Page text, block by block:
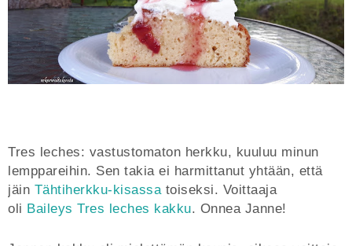
Tres leches: vastustomaton herkku, kuuluu minun
lemppareihin. Sen takia ei harmittanut yhtään, että
jäin Tähtiherkku-kisassatoiseksi. Voittaaja
oli Baileys Tres leches kakku. Onnea Janne!